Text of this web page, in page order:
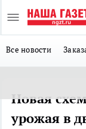
Все новости
Новая
урожая в